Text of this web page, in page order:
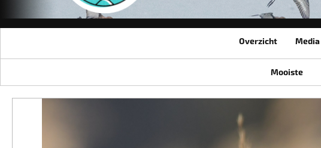
Overzicht Media
Mooiste